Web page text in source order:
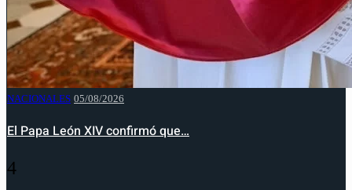
NACIONALES 05/08/2026
El Papa León XIV confirmó que…
4